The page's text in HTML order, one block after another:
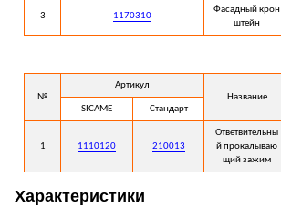
3 1170310
Фасадный крон
штейн
№
Артикул
Название
SICAME
Стандарт
1 1110120 210013
Ответвительны
й прокалываю
щий зажим
Характеристики